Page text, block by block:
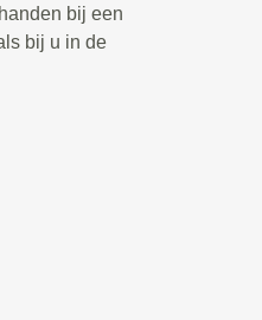
bij een
bij u in de